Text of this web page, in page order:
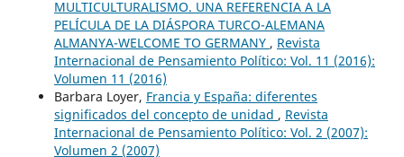
MULTICULTURALISMO. UNA REFERENCIA A LA
PELÍCULA DE LA DIÁSPORA TURCO-ALEMANA
ALMANYA-WELCOME TO GERMANY , Revista
Internacional de Pensamiento Político: Vol. 11 (2016):
Volumen 11 (2016)
Barbara Loyer, Francia y España: diferentes
significados del concepto de unidad , Revista
Internacional de Pensamiento Político: Vol. 2 (2007):
Volumen 2 (2007)